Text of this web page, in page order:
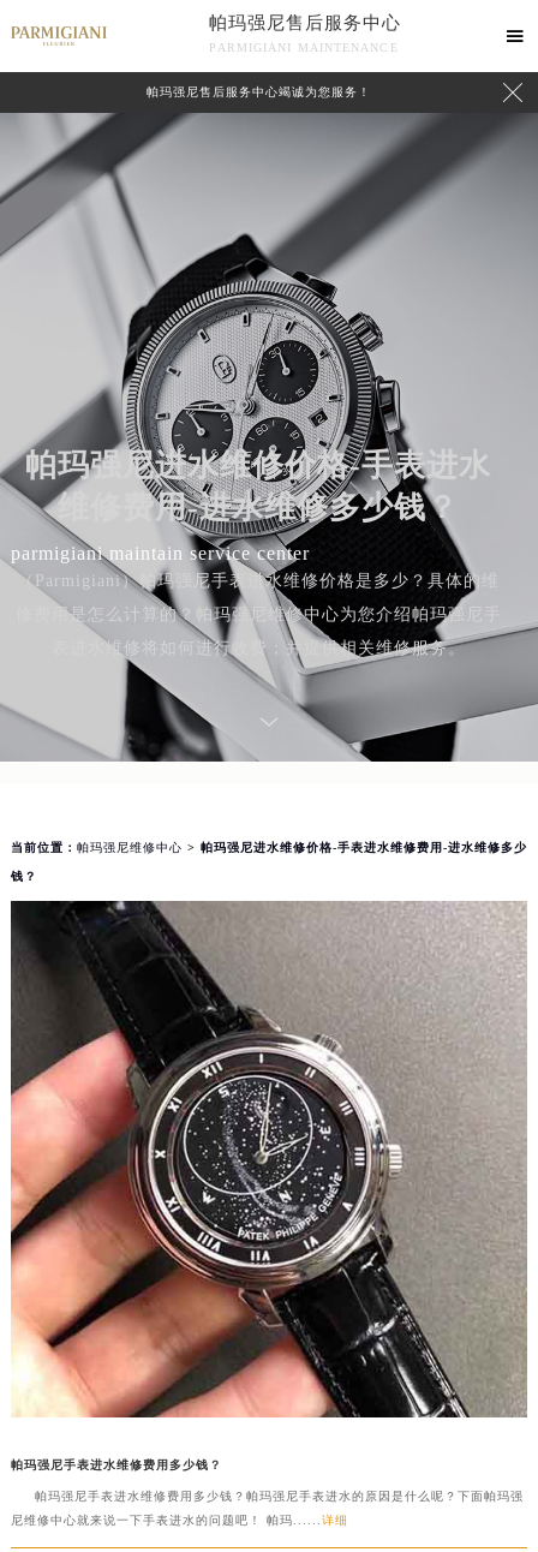
帕玛强尼售后服务中心
PARMIGIANI MAINTENANCE

帕玛强尼售后服务中心竭诚为您服务！ 
帕玛强尼进水维修价格-手表进水
维修费用-进水维修多少钱？
parmigiani maintain service center
（Parmigiani）帕玛强尼手表进水维修价格是多少？具体的维
修费用是怎么计算的？帕玛强尼维修中心为您介绍帕玛强尼手
表进水维修将如何进行收费；并提供相关维修服务。
联系我们
当前位置： 帕玛强尼维修中心 > 帕玛强尼进水维修价格-手表进水维修费用-进水维修多少
钱？
帕玛强尼手表进水维修费用多少钱？
帕玛强尼手表进水维修费用多少钱？帕玛强尼手表进水的原因是什么呢？下面帕玛强
尼维修中心就来说一下手表进水的问题吧！ 帕玛......详细